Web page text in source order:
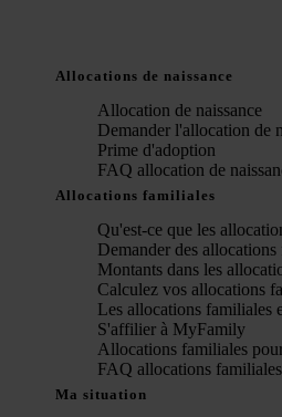
Allocations de naissance
Allocation de naissance
Demander l'allocation de
Prime d'adoption
FAQ allocation de
Allocations familiales
Qu'est-ce que les
Demander des
Montants dans les
Calculez vos allocations
Les allocations familiales
S'affilier à MyFamily
Allocations familiales
FAQ allocations familiales
Ma situation